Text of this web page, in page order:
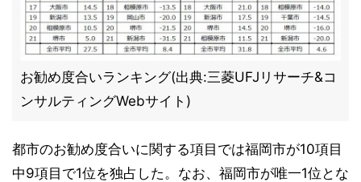
お勧め度合いランキング(出典:三菱UFJリサーチ&コ
ンサルティングWebサイト)
都市のお勧め度合いに関する項目では福岡市が10項目
中9項目で1位を独占した。なお、福岡市が唯一1位とな